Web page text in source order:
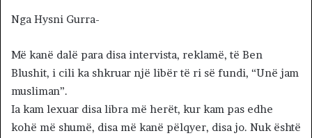
Nga Hysni Gurra-
Më kanë dalë para disa intervista, reklamë, të Ben
Blushit, i cili ka shkruar një libër të ri së fundi, “Unë jam
musliman”.
Ia kam lexuar disa libra më herët, kur kam pas edhe
kohë më shumë, disa më kanë pëlqyer, disa jo. Nuk është